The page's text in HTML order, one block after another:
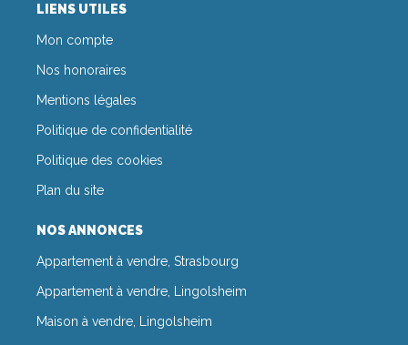
LIENS UTILES
Mon compte
Nos honoraires
Mentions légales
Politique de confidentialité
Politique des cookies
Plan du site
NOS ANNONCES
Appartement à vendre, Strasbourg
Appartement à vendre, Lingolsheim
Maison à vendre, Lingolsheim